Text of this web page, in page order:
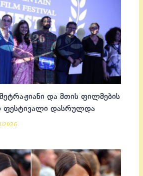
და მთის ფილმების
ფესტივალი დასრულდა
2026